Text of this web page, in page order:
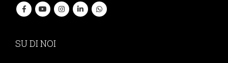
SU DI NOI